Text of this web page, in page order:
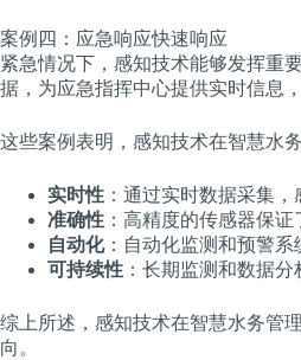
案例四：应急响应快速响应
紧急情况下，感知技术能够发挥重
据，为应急指挥中心提供实时信息
这些案例表明，感知技术在智慧水
实时性 ：通过实时数据采集
准确性 ：高精度的传感器保
自动化：自动化监测和预警系
可持续性 ：长期监测和数据
综上所述，感知技术在智慧水务管
向。